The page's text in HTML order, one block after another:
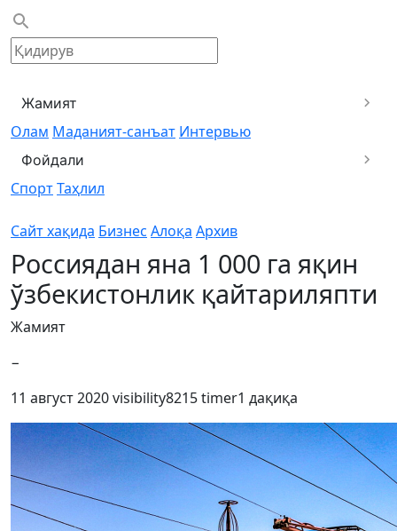
Жамият
Олам Маданият-санъат Интервью
Фойдали
СпортТаҳлил
Сайт хақида Бизнес Алоқа Архив
Россиядан яна 1 000 га яқин
ўзбекистонлик қайтариляпти
Жамият
−
11 август 2020visibility8215timer1 дақиқа